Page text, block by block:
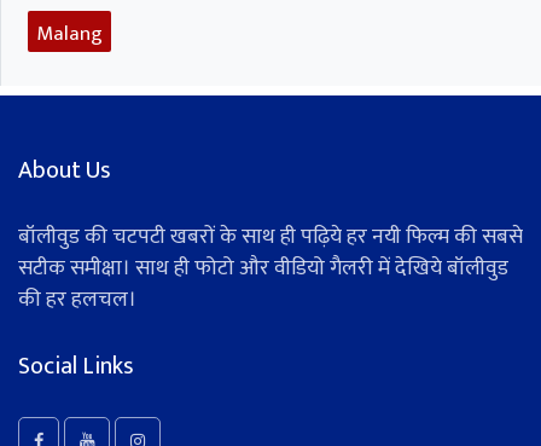
Malang
About Us
बॉलीवुड की चटपटी खबरों के साथ ही पढ़िये हर नयी फिल्म की सबसे
सटीक समीक्षा। साथ ही फोटो और वीडियो गैलरी में देखिये बॉलीवुड
की हर हलचल।
Social Links